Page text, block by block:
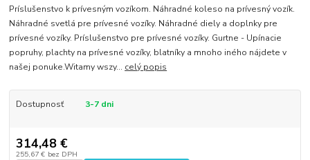
Príslušenstvo k prívesným vozíkom. Náhradné koleso na prívesný vozík.
Náhradné svetlá pre prívesné vozíky. Náhradné diely a doplnky pre
prívesné vozíky. Príslušenstvo pre prívesné vozíky. Gurtne - Upínacie
popruhy, plachty na prívesné vozíky, blatníky a mnoho iného nájdete v
našej ponuke.Witamy wszy... celý popis
Dostupnosť 3-7 dni
314,48 €
255,67 € bez DPH